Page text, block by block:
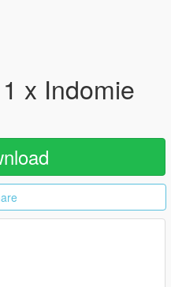
x Indomie